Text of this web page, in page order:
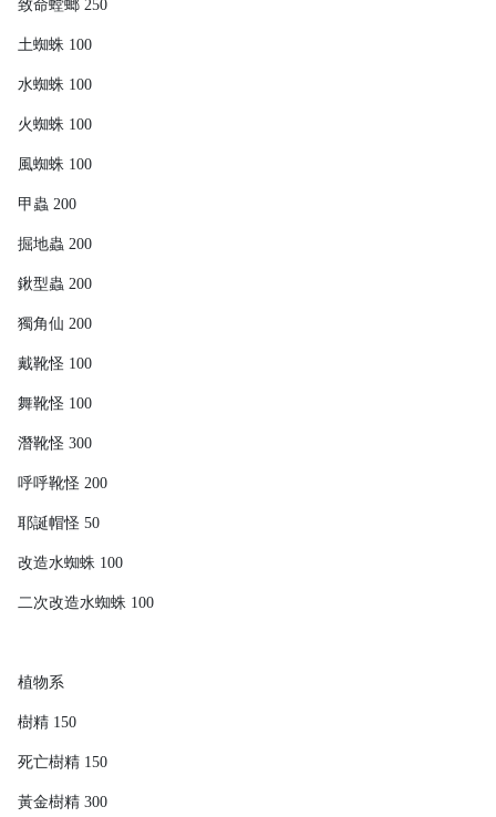
致命螳螂 250
土蜘蛛 100
水蜘蛛 100
火蜘蛛 100
風蜘蛛 100
甲蟲 200
掘地蟲 200
鍬型蟲 200
獨角仙 200
戴靴怪 100
舞靴怪 100
潛靴怪 300
呼呼靴怪 200
耶誕帽怪 50
改造水蜘蛛 100
二次改造水蜘蛛 100
植物系
樹精 150
死亡樹精 150
黃金樹精 300